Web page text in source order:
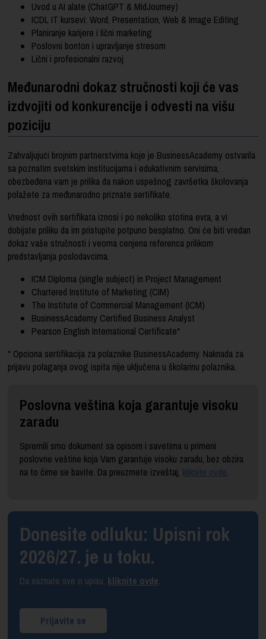
Uvod u AI alate (ChatGPT & MidJourney)
ICDL IT kursevi: Word, Presentation, Web & Image Editing
Planiranje karijere i lični marketing
Poslovni bonton i upravljanje stresom
Lični i profesionalni razvoj
Međunarodni dokaz stručnosti koji će vas
izdvojiti od konkurencije i odvesti na višu
poziciju
Zahvaljujući brojnim partnerstvima koje je BusinessAcademy ostvarila
sa poznatim svetskim institucijama i edukativnim servisima,
obezbeđena vam je prilika da nakon uspešnog završetka školovanja
polažete za međunarodno priznate sertifikate.
Vrednost ovih sertifikata iznosi i po nekoliko stotina evra, a vi
dobijate priliku da im pristupite potpuno besplatno. Oni će biti vredan
dokaz vaše stručnosti i veoma cenjena referenca prilikom
predstavljanja poslodavcima.
ICM Diploma (single subject) in Project Management
Chartered Institute of Marketing (CIM)
The Institute of Commercial Management (ICM)
BusinessAcademy Certified Business Analyst
Pearson English International Certificate*
* Opciona sertifikacija za polaznike BusinessAcademy. Naknada za
prijavu polaganja ovog ispita nije uključena u školarinu polaznika.
Poslovna veština koja garantuje visoku
zaradu
Spremili smo dokument sa opisom i savetima u primeni
poslovne veštine koja Vam garantuje visoku zaradu, bez obzira
na to čime se bavite. Da preuzmete izveštaj, kliknite ovde.
Donesite odluku: Upisni rok
2026/27. je u toku.
Da saznate sve o upisu, kliknite ovde.
Prijavite se